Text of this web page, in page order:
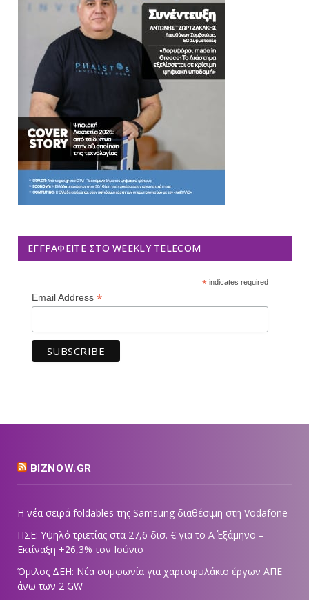
ΕΓΓΡΑΦΕΊΤΕ ΣΤΟ WEEKLY TELECOM
*indicates required
Email Address *
BIZNOW.GR
Η νέα σειρά foldables της Samsung διαθέσιμη στη Vodafone
ΠΣΕ: Υψηλό τριετίας στα 27,6 δισ. € για το Α΄ Εξάμηνο –
Εκτίναξη +26,3% τον Ιούνιο
Όμιλος ΔΕΗ: Νέα συμφωνία για χαρτοφυλάκιο έργων ΑΠΕ
άνω των 2 GW